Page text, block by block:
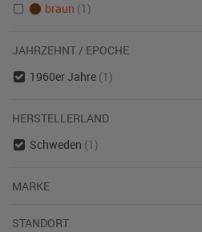
braun (1)
JAHRZEHNT / EPOCHE
1960er Jahre (1)
HERSTELLERLAND
Schweden (1)
MARKE
STANDORT